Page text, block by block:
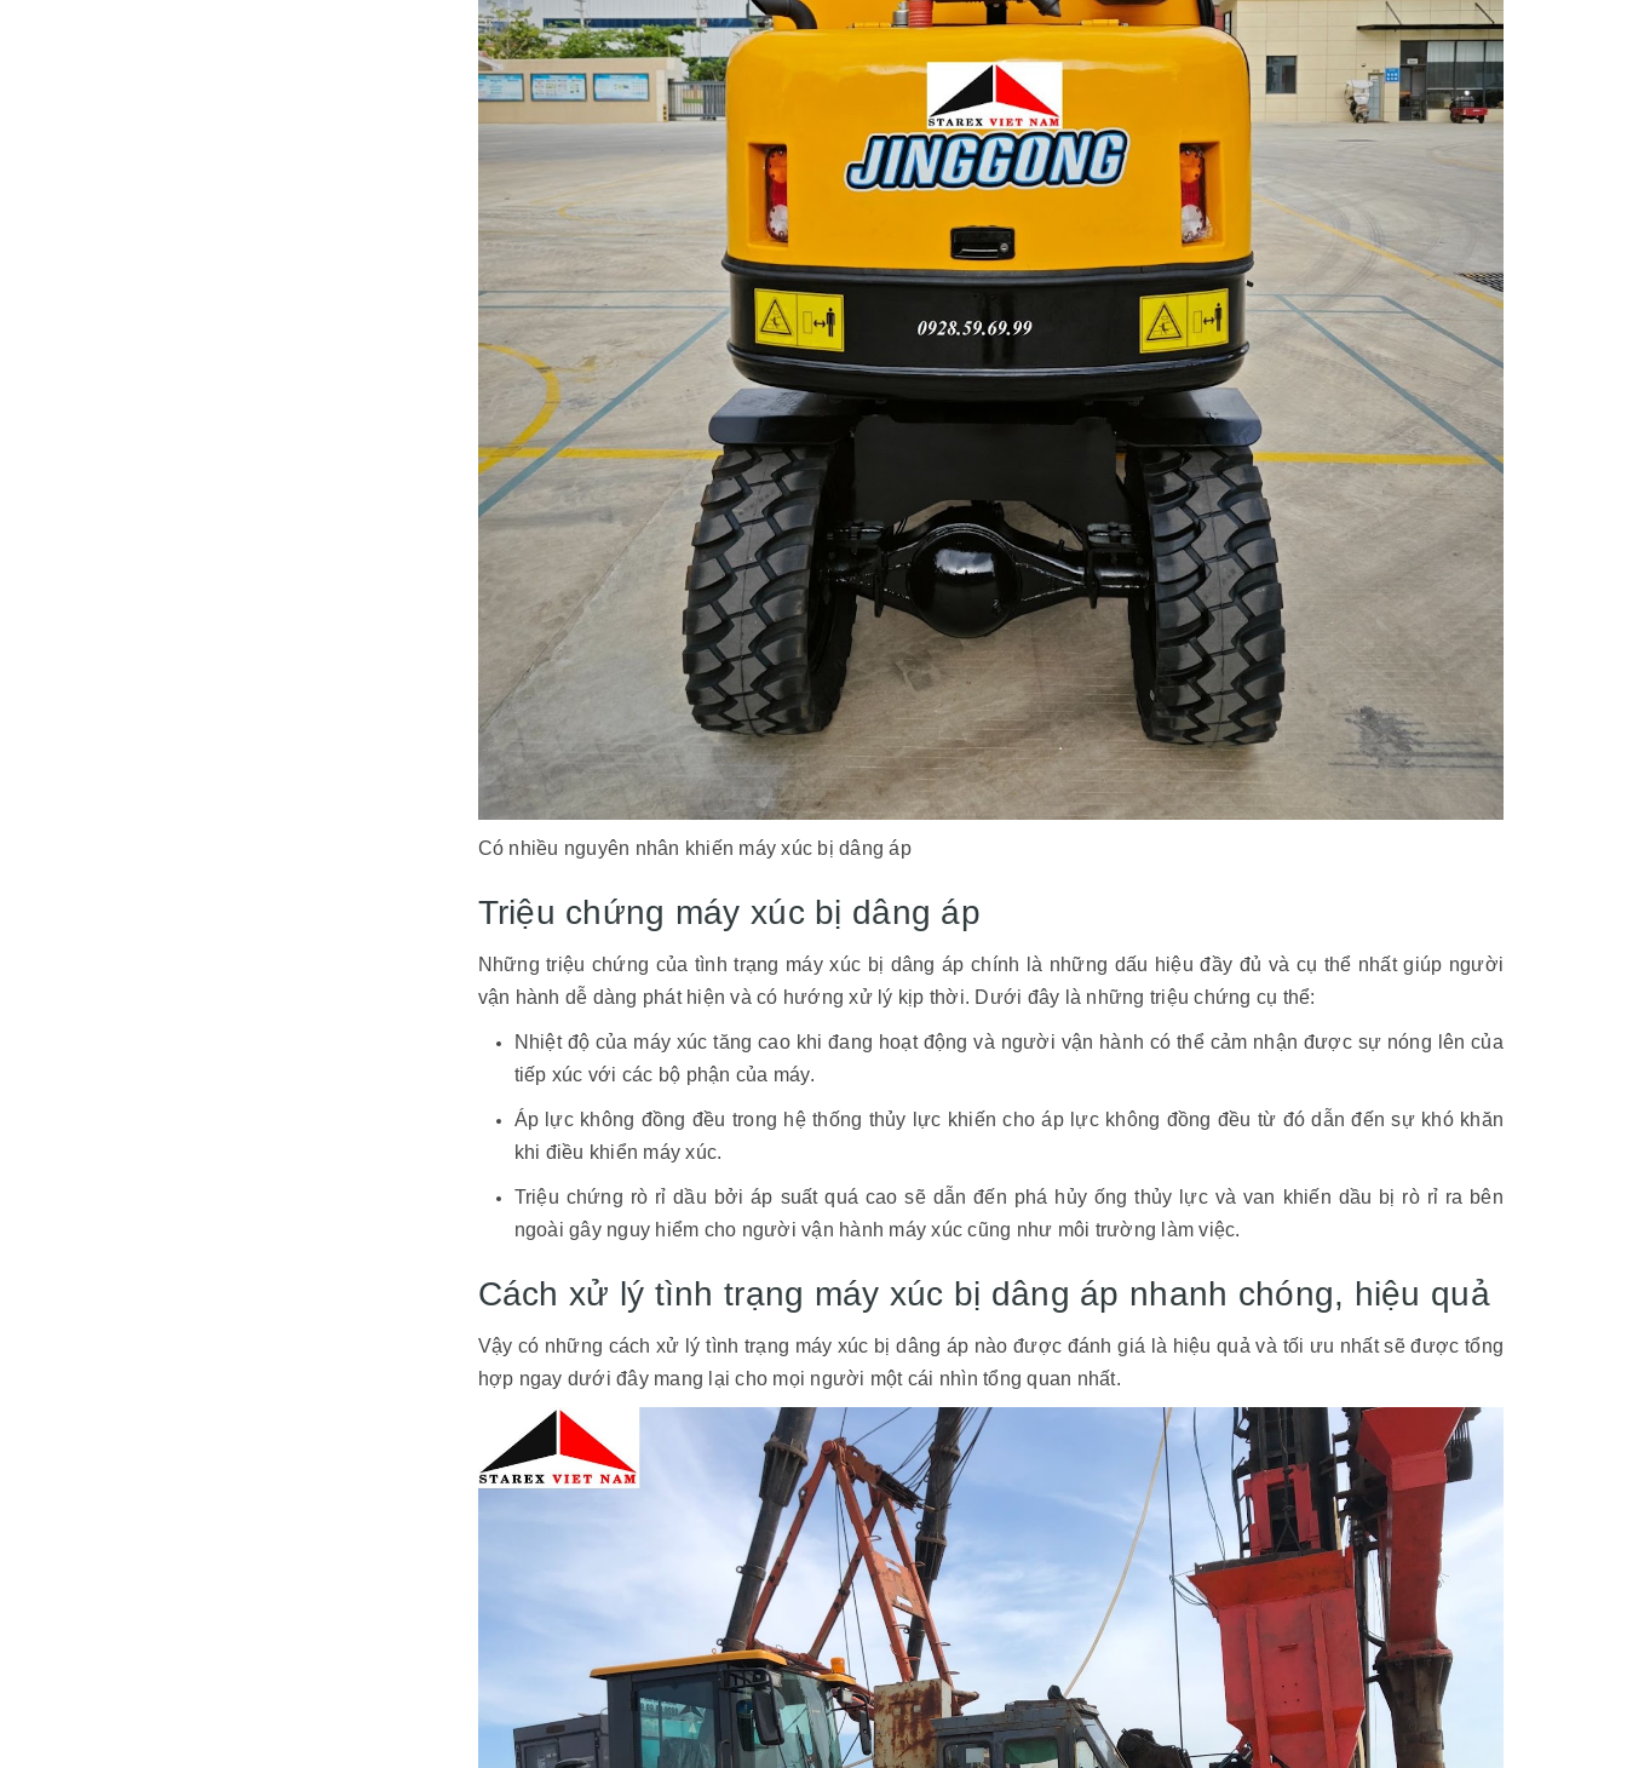
Có nhiều nguyên nhân khiến máy xúc bị dâng áp
Triệu chứng máy xúc bị dâng áp
Những triệu chứng của tình trạng máy xúc bị dâng áp chính là những dấu hiệu đầy đủ và cụ thể nhất giúp người
vận hành dễ dàng phát hiện và có hướng xử lý kịp thời. Dưới đây là những triệu chứng cụ thể:
Nhiệt độ của máy xúc tăng cao khi đang hoạt động và người vận hành có thể cảm nhận được sự nóng lên của
tiếp xúc với các bộ phận của máy.
Áp lực không đồng đều trong hệ thống thủy lực khiến cho áp lực không đồng đều từ đó dẫn đến sự khó khăn
khi điều khiển máy xúc.
Triệu chứng rò rỉ dầu bởi áp suất quá cao sẽ dẫn đến phá hủy ống thủy lực và van khiến dầu bị rò rỉ ra bên
ngoài gây nguy hiểm cho người vận hành máy xúc cũng như môi trường làm việc.
Cách xử lý tình trạng máy xúc bị dâng áp nhanh chóng, hiệu quả
Vậy có những cách xử lý tình trạng máy xúc bị dâng áp nào được đánh giá là hiệu quả và tối ưu nhất sẽ được tổng
hợp ngay dưới đây mang lại cho mọi người một cái nhìn tổng quan nhất.